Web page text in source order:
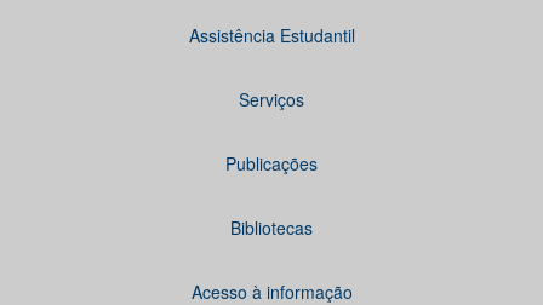
Assistência Estudantil
Serviços
Publicações
Bibliotecas
Acesso à informação